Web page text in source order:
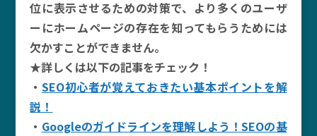
位に表示させるための対策で、より多くのユーザ
ーにホームページの存在を知ってもらうためには
欠かすことができません。
★詳しくは以下の記事をチェック！
・SEO初心者が覚えておきたい基本ポイントを解
説！
・ Googleのガイドラインを理解しよう！SEOの基